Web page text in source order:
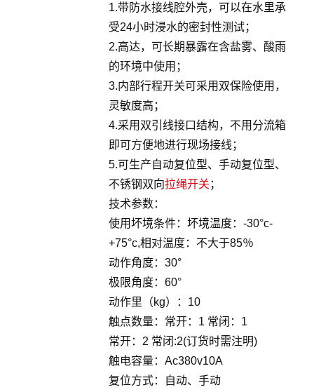
1.带防水接线腔外壳，可以在水里承
受24小时浸水的密封性测试；
2.高达，可长期暴露在含盐雾、酸雨
的环境中使用；
3.内部行程开关可采用双保险使用，
灵敏度高；
4.采用双引线接口结构，不用分流箱
即可方便地进行现场接线；
5.可生产自动复位型、手动复位型、
不锈钢双向拉绳开关 ；
技术参数：
使用坏境条件：坏境温度：-30°c-
+75°c,相对温度：不大于85％
动作角度：30°
极限角度：60°
动作里（kg）：10
触点数量：常开：1 常闭：1
常开：2 常闭:2(订货时需注明)
触电容量：Ac380v10A
复位方式：自动、手动